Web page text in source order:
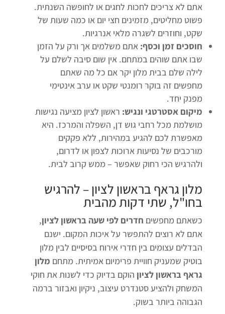
אתם לא צריכים לחכות לחגים או לחופשה השנתית.
פשוט מחליטים, מזמינים חצי יום או כמה שעות של
שקט, וחוזרים לשגרה מלאי אנרגיות.
חוסכים זמן וכסף: אתם משלמים אך ורק על הזמן
שבו אתם שוהים במתחם. אין שום סיבה לשלם על
לילה שלם בבית מלון יקר אם כל מה שאתם
מחפשים זה בוקר רומנטי שקט או ערב אינטימי
מפנק יחד.
מיקום אסטרטגי ונגיש: ראשון לציון מציעה נגישות
מושלמת מכל רחבי גוש דן, השפלה והמרכז. היא
מאפשרת לכם להגיע במהירות, ללא פקקים
מורכבים של נסיעות ארוכות לצפון או לדרום,
ולהרגיש הכי רחוק שאפשר – ממש קרוב לבית.
מלון גראף בראשון לציון– להרגיש
בחו"ל, שתי דקות מהבית
כשאתם מחפשים חדרים לפי שעה בראשון לציון,
אתם לא רוצים להתפשר על איכות המקום. ישנם
הבדלים עצומים בין חדרי אירוח בסיסיים לבין מלון
בוטיק שמעניק חוויית פרימיום אמיתית. מתחם מלון
גראף בראשון לציון הוקם בדיוק כדי לשנות את חוקי
המשחק ולהציע סטנדרט עיצוב, ניקיון ואבזור ברמה
הגבוהה ביותר בשוק.